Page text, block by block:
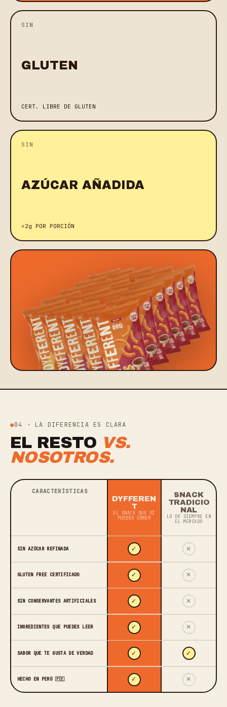
SIN
GLUTEN
CERT. LIBRE DE GLUTEN
SIN
AZÚCAR AÑADIDA
<2g POR PORCIÓN
04 · LA DIFERENCIA ES CLARA
EL RESTO VS.
NOSOTROS.
CARACTERÍSTICAS
DYFFEREN
T
EL SNACK QUE SÍ
PUEDES COMER
SNACK
TRADICIO
NAL
LO DE SIEMPRE EN
EL MERCADO
SIN AZÚCAR REFINADA ✓ ✕
GLUTEN FREE CERTIFICADO ✓ ✕
SIN CONSERVANTES ARTIFICIALES ✓ ✕
INGREDIENTES QUE PUEDES LEER ✓ ✕
SABOR QUE TE GUSTA DE VERDAD ✓ ✓
HECHO EN PERÚ 🇵🇪 ✓ ✕